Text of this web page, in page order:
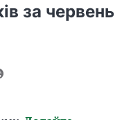
за червень